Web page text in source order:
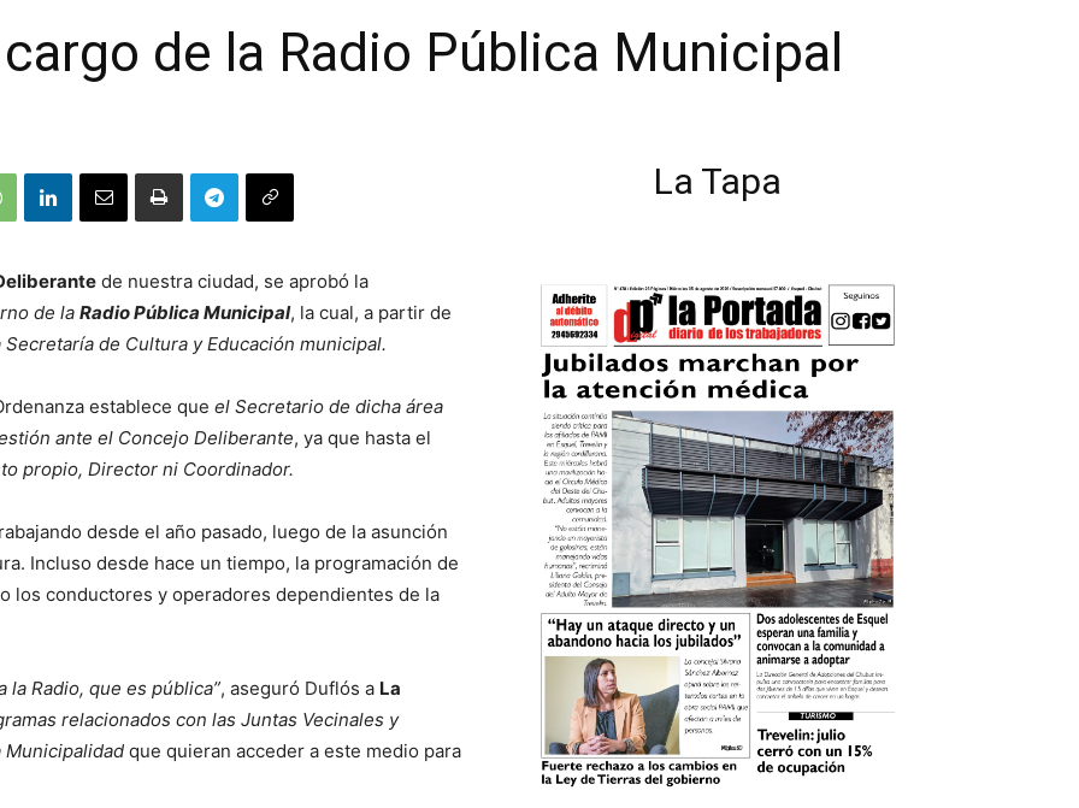
de la Radio Pública Municipal
de nuestra ciudad, se aprobó la
de la Radio Pública Municipal, la cual, a partir de
de Cultura y Educación municipal.
establece que el Secretario de dicha área
ante el Concejo Deliberante, ya que hasta el
propio, Director ni Coordinador.
desde el año pasado, luego de la asunción
Incluso desde hace un tiempo, la programación de
los conductores y operadores dependientes de la
la Radio, que es pública”, aseguró Duflós a La
relacionados con las Juntas Vecinales y
Municipalidad que quieran acceder a este medio para
La Tapa